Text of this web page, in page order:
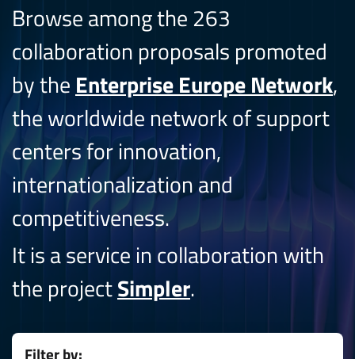
Browse among the 263
collaboration proposals promoted
by the Enterprise Europe Network,
the worldwide network of support
centers for innovation,
internationalization and
competitiveness.
It is a service in collaboration with
the projectSimpler.
Filter by: